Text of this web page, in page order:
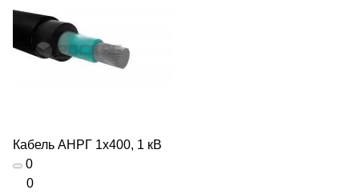
Кабель АНРГ 1х400, 1 кВ
0
0